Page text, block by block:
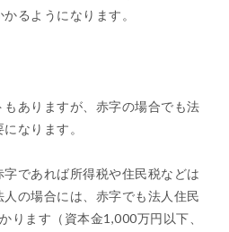
るようになります。
ありますが、赤字の場合でも法
なります。
であれば所得税や住民税などは
の場合には、赤字でも法人住民
ります（資本金1,000万円以下、